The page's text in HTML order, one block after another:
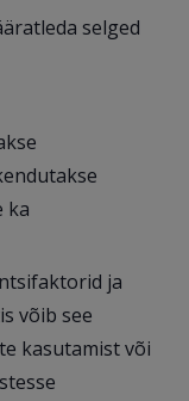
selged
ka
ja
võib see
kasutamist või